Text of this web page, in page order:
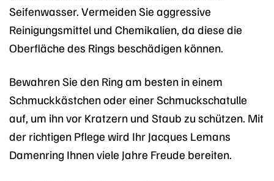
Seifenwasser. Vermeiden Sie aggressive
Reinigungsmittel und Chemikalien, da diese die
Oberfläche des Rings beschädigen können.
Bewahren Sie den Ring am besten in einem
Schmuckkästchen oder einer Schmuckschatulle
auf, um ihn vor Kratzern und Staub zu schützen. Mit
der richtigen Pflege wird Ihr Jacques Lemans
Damenring Ihnen viele Jahre Freude bereiten.